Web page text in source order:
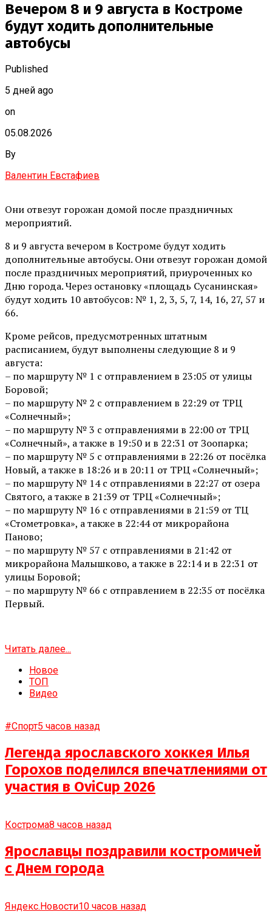
Вечером 8 и 9 августа в Костроме
будут ходить дополнительные
автобусы
Published
5 дней ago
on
05.08.2026
By
Валентин Евстафиев
Они отвезут горожан домой после праздничных
мероприятий.
8 и 9 августа вечером в Костроме будут ходить
дополнительные автобусы. Они отвезут горожан домой
после праздничных мероприятий, приуроченных ко
Дню города. Через остановку «площадь Сусанинская»
будут ходить 10 автобусов: № 1, 2, 3, 5, 7, 14, 16, 27, 57 и
66.
Кроме рейсов, предусмотренных штатным
расписанием, будут выполнены следующие 8 и 9
августа:
– по маршруту № 1 с отправлением в 23:05 от улицы
Боровой;
– по маршруту № 2 с отправлением в 22:29 от ТРЦ
«Солнечный»;
– по маршруту № 3 с отправлениями в 22:00 от ТРЦ
«Солнечный», а также в 19:50 и в 22:31 от Зоопарка;
– по маршруту № 5 с отправлениями в 22:26 от посёлка
Новый, а также в 18:26 и в 20:11 от ТРЦ «Солнечный»;
– по маршруту № 14 с отправлениями в 22:27 от озера
Святого, а также в 21:39 от ТРЦ «Солнечный»;
– по маршруту № 16 с отправлениями в 21:59 от ТЦ
«Стометровка», а также в 22:44 от микрорайона
Паново;
– по маршруту № 57 с отправлениями в 21:42 от
микрорайона Малышково, а также в 22:14 и в 22:31 от
улицы Боровой;
– по маршруту № 66 с отправлением в 22:35 от посёлка
Первый.
Читать далее...
Новое
ТОП
Видео
#Спорт5 часов назад
Легенда ярославского хоккея Илья
Горохов поделился впечатлениями от
участия в OviCup 2026
Кострома8 часов назад
Ярославцы поздравили костромичей
с Днем города
Яндекс.Новости10 часов назад